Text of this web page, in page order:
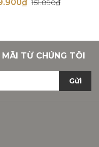
151.890₫
TỪ CHÚNG TÔI
Gửi